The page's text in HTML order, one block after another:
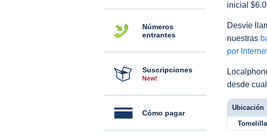
Números
entrantes
Suscripciones
New!
Cómo pagar
inicial
Desvíe
nuestras
por
desde
Ubicación
Tomelilla